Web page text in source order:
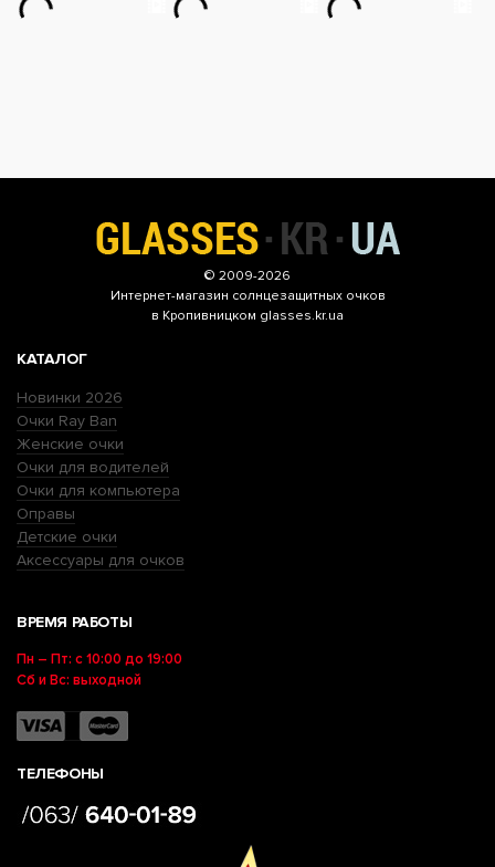
© 2009-2026
Интернет-магазин солнцезащитных очков
в Кропивницком glasses.kr.ua
КАТАЛОГ
Новинки 2026
Очки Ray Ban
Женские очки
Очки для водителей
Очки для компьютера
Оправы
Детские очки
Аксессуары для очков
ВРЕМЯ РАБОТЫ
Пн – Пт: с 10:00 до 19:00
Сб и Вс: выходной
ТЕЛЕФОНЫ